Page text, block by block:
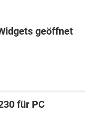
geöffnet
für PC